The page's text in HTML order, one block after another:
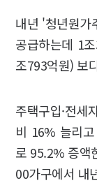
내년 '청년원가
공급하는데 1
조793억원) 보
주택구입·전
비 16% 늘리
로 95.2% 증액
00가구에서 내